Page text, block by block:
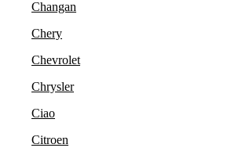
Changan
Chery
Chevrolet
Chrysler
Ciao
Citroen